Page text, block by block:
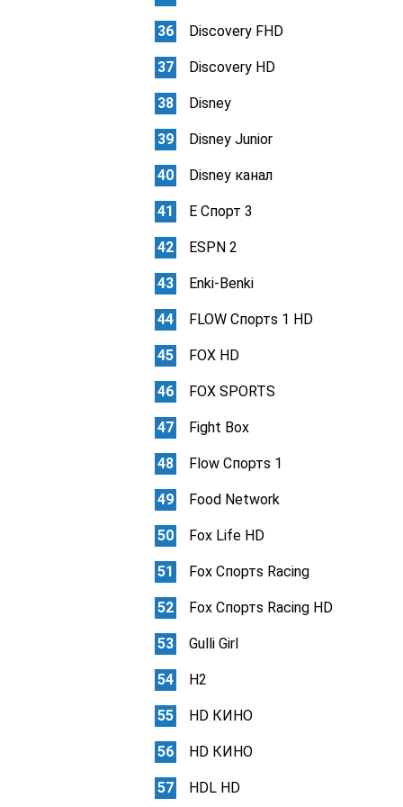
Discovery FHD
Discovery HD
Disney
Disney Junior
Disney канал
E Спорт 3
ESPN 2
Enki-Benki
FLOW Спортs 1 HD
FOX HD
FOX SPORTS
Fight Box
Flow Спортs 1
Food Network
Fox Life HD
Fox Спортs Racing
Fox Спортs Racing HD
Gulli Girl
H2
HD КИНО
HD КИНО
HDL HD